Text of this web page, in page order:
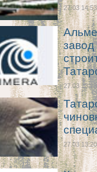
27.03 14:53
27.03 13:23
27.03 13:20